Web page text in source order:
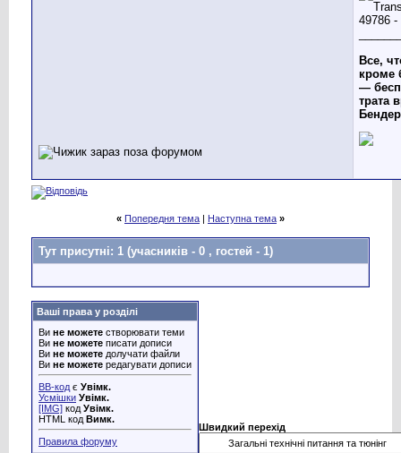
Все,
кроме
—
трата
« Попередня тема | Наступна тема »
Тут присутні: 1 (учасників - 0 , гостей - 1)
Ваші права у розділі
Ви не можете створювати теми
Ви не можете писати дописи
Ви не можете долучати файли
Ви не можете редагувати дописи
BB-код є Увімк.
Усмішки Увімк.
[IMG] код Увімк.
HTML код Вимк.
Правила форуму
Швидкий перехід